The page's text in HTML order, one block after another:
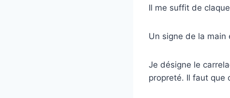
Il me suffit de
Un signe de la main
Je désigne le
propreté. Il faut que